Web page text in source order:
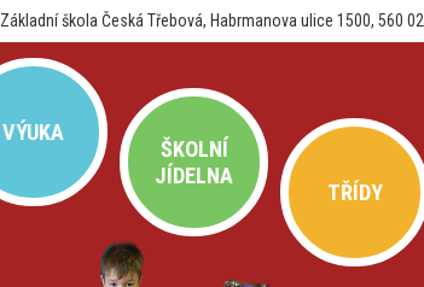
Základní škola Česká Třebová, Habrmanova ulice 1500, 560 02
VÝUKA
ŠKOLNÍ
JÍDELNA
TŘÍDY